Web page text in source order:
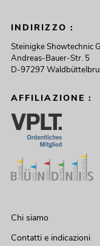
INDIRIZZO :
Steinigke Showtechnic
Andreas-Bauer-Str. 5
D-97297
AFFILIAZIONE :
Chi siamo
Contatti e indicazioni